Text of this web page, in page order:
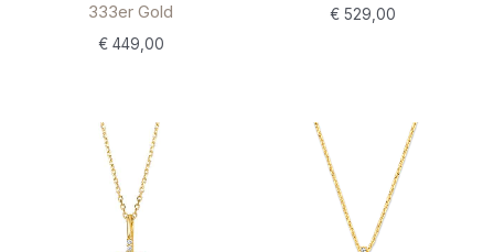
333er Gold
€449,00
€ 529,00